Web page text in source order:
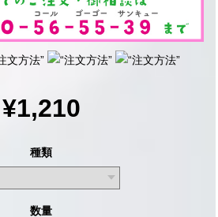
¥1,210
種類
数量